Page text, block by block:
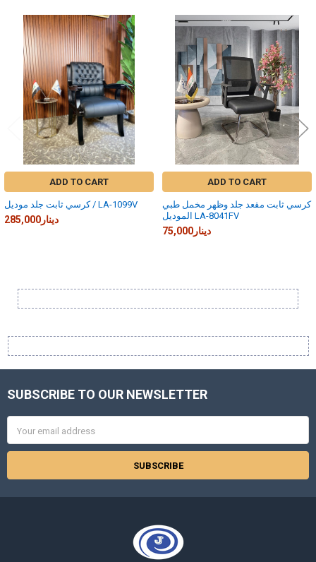
Related
Products
ADD TO CART
كرسي ثابت جلد موديل / LA-1099V
285,000دينار
ADD TO CART
كرسي ثابت مقعد جلد وظهر مخمل طبي
الموديل LA-8041FV
75,000دينار
Footer
SUBSCRIBE TO OUR NEWSLETTER
Address